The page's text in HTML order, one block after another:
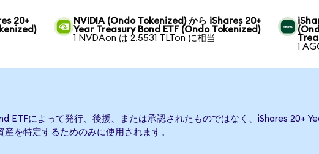
20+
NVIDIA (Ondo Tokenized) から iShares 20+
Year Treasury Bond ETF (Ondo Tokenized)
1 NVDAon は 2.5531 TLTon に相当
1
ETFによって発行、後援、または承認されたものではなく、iShares 20+
を特定するためのみに使用されます。